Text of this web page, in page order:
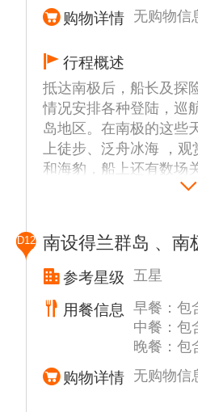
为了避免外来物种对南
适时安排除尘活动：彻
查所有衣物，包括口袋
底，清除尘土和有机物。
购物详情 无购物信
行程概述
抵达南极后，船长及探
情况安排各种登陆，巡
岛地区。在南极的这些
上徒步、泛舟冰海 ，
和海豹，船上还有数场
讲座。 行程安排以安全
件具备并符合国际管理
择性的登陆或者巡航以
能地区预定前往地点：
长城站（Great Wall
中国长城南极科考站。
(King Geroge Island)，
鸟、企鹅、海豹等极地
D12 南设得兰群岛 、南
参考星级 五星
用餐信息
早餐：包
中餐：包
晚餐：包
购物详情 无购物信